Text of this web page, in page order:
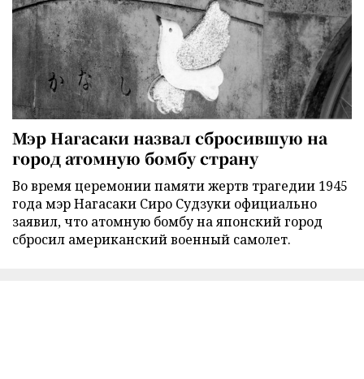
Мэр Нагасаки назвал сбросившую на
город атомную бомбу страну
Во время церемонии памяти жертв трагедии 1945
года мэр Нагасаки Сиро Судзуки официально
заявил, что атомную бомбу на японский город
сбросил американский военный самолет.